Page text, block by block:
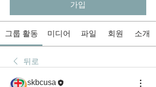
가입
그룹 활동 미디어 파일 회원 소개
뒤로
skbcusa